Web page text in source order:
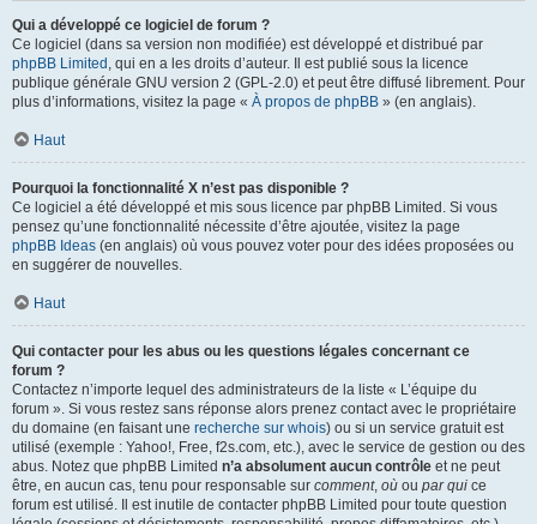
Qui a développé ce logiciel de forum ?
Ce logiciel (dans sa version non modifiée) est développé et distribué par
phpBB Limited , qui en a les droits d’auteur. Il est publié sous la licence
publique générale GNU version 2 (GPL-2.0) et peut être diffusé librement. Pour
plus d’informations, visitez la page « À propos de phpBB » (en anglais).
Haut
Pourquoi la fonctionnalité X n’est pas disponible ?
Ce logiciel a été développé et mis sous licence par phpBB Limited. Si vous
pensez qu’une fonctionnalité nécessite d’être ajoutée, visitez la page
phpBB Ideas (en anglais) où vous pouvez voter pour des idées proposées ou
en suggérer de nouvelles.
Haut
Qui contacter pour les abus ou les questions légales concernant ce
forum ?
Contactez n’importe lequel des administrateurs de la liste « L’équipe du
forum ». Si vous restez sans réponse alors prenez contact avec le propriétaire
du domaine (en faisant une recherche sur whois) ou si un service gratuit est
utilisé (exemple : Yahoo!, Free, f2s.com, etc.), avec le service de gestion ou des
abus. Notez que phpBB Limited n’a absolument aucun contrôle et ne peut
être, en aucun cas, tenu pour responsable sur comment, où ou par qui ce
forum est utilisé. Il est inutile de contacter phpBB Limited pour toute question